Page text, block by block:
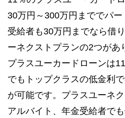
30万円～300万円まででパ
受給者も30万円までなら借
ーネクストプランの2つがあ
プラスユーカードローンは
でもトップクラスの低金利
が可能です。プラスユーネ
アルバイト、年金受給者で